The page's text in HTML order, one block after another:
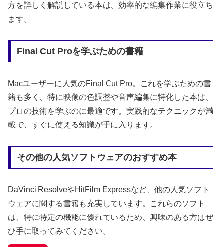
方を詳しく解説している本は、効率的な編集作業に役立ち
ます。
Final Cut Proを学ぶための書籍
Macユーザーに人気のFinal Cut Pro。これを学ぶための書
籍も多く、特に映像の色調整や音声編集に特化した本は、
プロの技術を学ぶのに最適です。実践的なテクニックが満
載で、すぐに使える知識が手に入ります。
その他の人気ソフトウェアのおすすめ本
DaVinci ResolveやHitFilm Expressなど、他の人気ソフト
ウェアに関する書籍も充実しています。これらのソフト
は、特に特定の機能に優れているため、興味のある方はぜ
ひ手に取ってみてください。